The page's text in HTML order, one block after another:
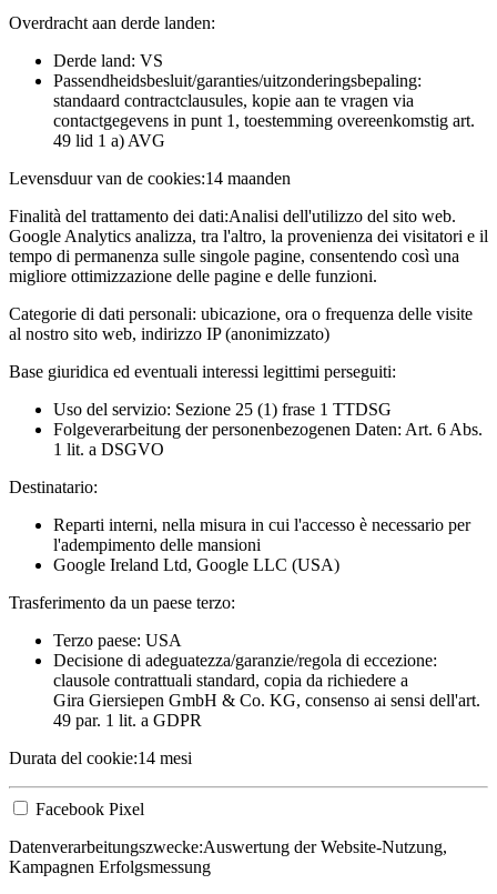
Overdracht aan derde landen:
Derde land: VS
Passendheidsbesluit/garanties/uitzonderingsbepaling:
standaard contractclausules, kopie aan te vragen via
contactgegevens in punt 1, toestemming overeenkomstig art.
49 lid 1 a) AVG
Levensduur van de cookies:14 maanden
Finalità del trattamento dei dati:Analisi dell'utilizzo del sito web.
Google Analytics analizza, tra l'altro, la provenienza dei visitatori e il
tempo di permanenza sulle singole pagine, consentendo così una
migliore ottimizzazione delle pagine e delle funzioni.
Categorie di dati personali: ubicazione, ora o frequenza delle visite
al nostro sito web, indirizzo IP (anonimizzato)
Base giuridica ed eventuali interessi legittimi perseguiti:
Uso del servizio: Sezione 25 (1) frase 1 TTDSG
Folgeverarbeitung der personenbezogenen Daten: Art. 6 Abs.
1 lit. a DSGVO
Destinatario:
Reparti interni, nella misura in cui l'accesso è necessario per
l'adempimento delle mansioni
Google Ireland Ltd, Google LLC (USA)
Trasferimento da un paese terzo:
Terzo paese: USA
Decisione di adeguatezza/garanzie/regola di eccezione:
clausole contrattuali standard, copia da richiedere a
Gira Giersiepen GmbH & Co. KG, consenso ai sensi dell'art.
49 par. 1 lit. a GDPR
Durata del cookie:14 mesi
Facebook Pixel
Datenverarbeitungszwecke:Auswertung der Website-Nutzung,
Kampagnen Erfolgsmessung